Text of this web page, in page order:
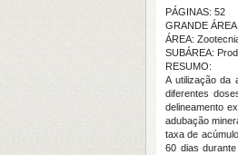
PÁGINAS: 52
GRANDE
ÁREA:
SUBÁREA:
RESUMO:
A utilização da
diferentes
delineamento
adubação
taxa de
60 dias